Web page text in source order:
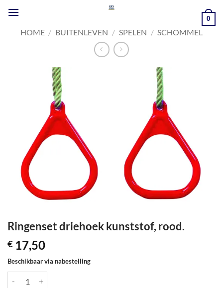
naar
inhoud
0
HOME / BUITENLEVEN / SPELEN / SCHOMMEL
Ringenset driehoek kunststof, rood.
€ 17,50
Beschikbaar via nabestelling